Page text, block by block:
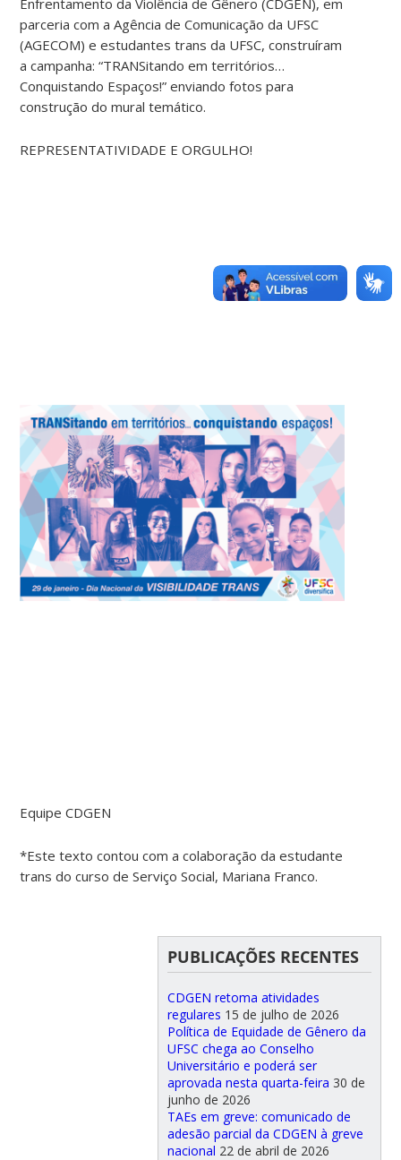
parceria com a Agência de Comunicação da UFSC
(AGECOM) e estudantes trans da UFSC, construíram
a campanha: “TRANSitando em territórios…
Conquistando Espaços!” enviando fotos para
construção do mural temático.
REPRESENTATIVIDADE E ORGULHO!
Equipe CDGEN
*Este texto contou com a colaboração da estudante
trans do curso de Serviço Social, Mariana Franco.
PUBLICAÇÕES RECENTES
CDGEN retoma atividades
regulares 15 de julho de 2026
Política de Equidade de Gênero da
UFSC chega ao Conselho
Universitário e poderá ser
aprovada nesta quarta-feira 30 de
junho de 2026
TAEs em greve: comunicado de
adesão parcial da CDGEN à greve
nacional 22 de abril de 2026